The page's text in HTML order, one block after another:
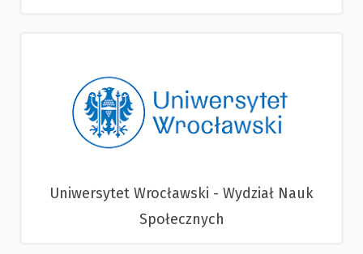
Uniwersytet Wrocławski - Wydział Nauk
Społecznych